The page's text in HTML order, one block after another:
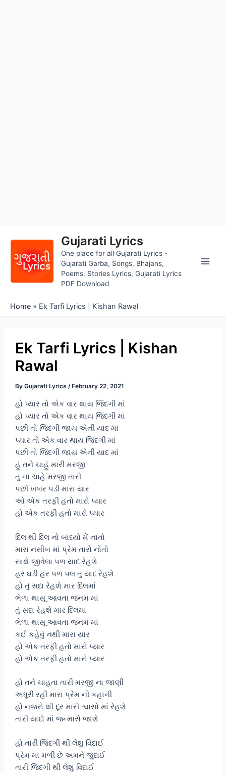
content
Gujarati Lyrics
One place for all Gujarati Lyrics -
Gujarati Garba, Songs, Bhajans,
Poems, Stories Lyrics, Gujarati Lyrics
PDF Download
Home » Ek Tarfi Lyrics | Kishan Rawal
Ek Tarfi Lyrics | Kishan
Rawal
By Gujarati Lyrics / February 22, 2021
હો પ્યાર તો એક વાર થાય જિંદગી માં
હો પ્યાર તો એક વાર થાય જિંદગી માં
પછી તો જિંદગી જાય એની યાદ માં
પ્યાર તો એક વાર થાય જિંદગી માં
પછી તો જિંદગી જાય એની યાદ માં
હું તને ચાહું મારી મરજી
તું ના ચાહે મરજી તારી
પછી ખબર પડી મારા યાર
ઓ એક તરફી હતો મારો પ્યાર
હો એક તરફી હતો મારો પ્યાર
દિલ થી દિલ નો બાંધ્યો મેં નાતો
મારા નસીબ માં પ્રેમ તારો નોતો
સાથે જીવેલા પળ યાદ રેહશે
હર ઘડી હર પળ પલ તું યાદ રેહશે
હો તું સદા રેહશે માર દિલમાં
ભેળા થાસૂ આવતા જનમ માં
તું સદા રેહશે માર દિલમાં
ભેળા થાસૂ આવતા જનમ માં
કઈ કહેવું નથી મારા યાર
હો એક તરફી હતો મારો પ્યાર
હો એક તરફી હતો મારો પ્યાર
હો તને ચાહતા તારી મરજી ના જાણી
અધૂરી રહી મારા પ્રેમ ની કહાની
હો નજરો થી દૂર મારી શ્વાસો માં રેહશે
તારી યાદો માં જન્મારો જાશે
હો તારી જિંદગી થી લેશુ વિદાઈ
પ્રેમ માં મળી છે અમને જુદાઈ
તારી જિંદગી થી લેશુ વિદાઈ